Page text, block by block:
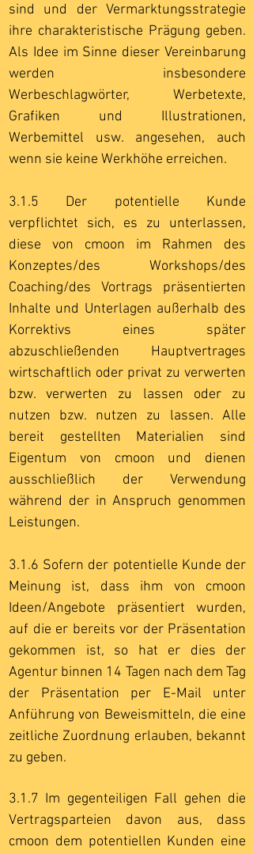
sind und der Vermarktungsstrategie
ihre charakteristische Prägung geben.
Als Idee im Sinne dieser Vereinbarung
werden insbesondere
Werbeschlagwörter, Werbetexte,
Grafiken und Illustrationen,
Werbemittel usw. angesehen, auch
wenn sie keine Werkhöhe erreichen.
3.1.5 Der potentielle Kunde
verpflichtet sich, es zu unterlassen,
diese von cmoon im Rahmen des
Konzeptes/des Workshops/des
Coaching/des Vortrags präsentierten
Inhalte und Unterlagen außerhalb des
Korrektivs eines später
abzuschließenden Hauptvertrages
wirtschaftlich oder privat zu verwerten
bzw. verwerten zu lassen oder zu
nutzen bzw. nutzen zu lassen. Alle
bereit gestellten Materialien sind
Eigentum von cmoon und dienen
ausschließlich der Verwendung
während der in Anspruch genommen
Leistungen.
3.1.6 Sofern der potentielle Kunde der
Meinung ist, dass ihm von cmoon
Ideen/Angebote präsentiert wurden,
auf die er bereits vor der Präsentation
gekommen ist, so hat er dies der
Agentur binnen 14 Tagen nach dem Tag
der Präsentation per E-Mail unter
Anführung von Beweismitteln, die eine
zeitliche Zuordnung erlauben, bekannt
zu geben.
3.1.7 Im gegenteiligen Fall gehen die
Vertragsparteien davon aus, dass
cmoon dem potentiellen Kunden eine